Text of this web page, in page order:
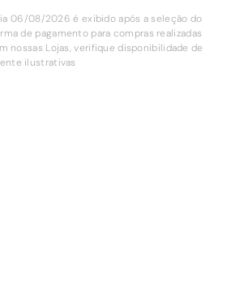
06/08/2026 é exibido após a seleção do
de pagamento para compras realizadas
nossas Lojas, verifique disponibilidade de
ilustrativas